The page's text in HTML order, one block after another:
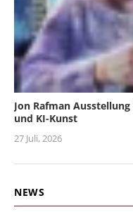
Jon Rafman
und KI-Kunst
27 Juli, 2026
NEWS